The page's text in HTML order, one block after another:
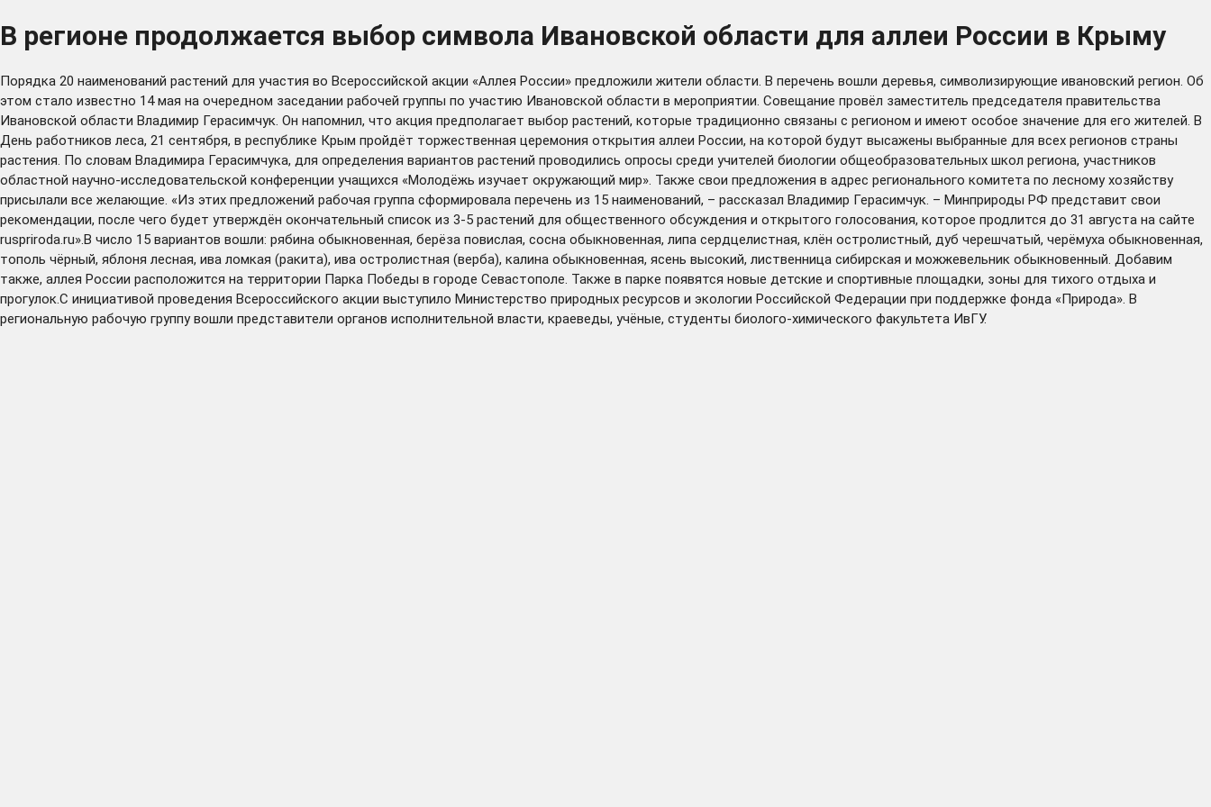
В регионе продолжается выбор символа Ивановской области для аллеи России в Крыму
Порядка 20 наименований растений для участия во Всероссийской акции «Аллея России» предложили жители области. В перечень вошли деревья, символизирующие ивановский регион. Об
этом стало известно 14 мая на очередном заседании рабочей группы по участию Ивановской области в мероприятии. Совещание провёл заместитель председателя правительства
Ивановской области Владимир Герасимчук. Он напомнил, что акция предполагает выбор растений, которые традиционно связаны с регионом и имеют особое значение для его жителей. В
День работников леса, 21 сентября, в республике Крым пройдёт торжественная церемония открытия аллеи России, на которой будут высажены выбранные для всех регионов страны
растения. По словам Владимира Герасимчука, для определения вариантов растений проводились опросы среди учителей биологии общеобразовательных школ региона, участников
областной научно-исследовательской конференции учащихся «Молодёжь изучает окружающий мир». Также свои предложения в адрес регионального комитета по лесному хозяйству
присылали все желающие. «Из этих предложений рабочая группа сформировала перечень из 15 наименований, – рассказал Владимир Герасимчук. – Минприроды РФ представит свои
рекомендации, после чего будет утверждён окончательный список из 3-5 растений для общественного обсуждения и открытого голосования, которое продлится до 31 августа на сайте
ruspriroda.ru».В число 15 вариантов вошли: рябина обыкновенная, берёза повислая, сосна обыкновенная, липа сердцелистная, клён остролистный, дуб черешчатый, черёмуха обыкновенная,
тополь чёрный, яблоня лесная, ива ломкая (ракита), ива остролистная (верба), калина обыкновенная, ясень высокий, лиственница сибирская и можжевельник обыкновенный. Добавим
также, аллея России расположится на территории Парка Победы в городе Севастополе. Также в парке появятся новые детские и спортивные площадки, зоны для тихого отдыха и
прогулок.С инициативой проведения Всероссийского акции выступило Министерство природных ресурсов и экологии Российской Федерации при поддержке фонда «Природа». В
региональную рабочую группу вошли представители органов исполнительной власти, краеведы, учёные, студенты биолого-химического факультета ИвГУ.